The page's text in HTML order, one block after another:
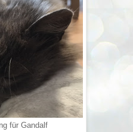
für Gandalf